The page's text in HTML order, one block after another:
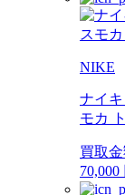
NIKE
ナイ
モカ
買取
70,000